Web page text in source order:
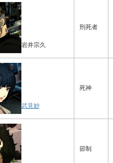
岩井宗久
刑死者
武見妙
死神
節制